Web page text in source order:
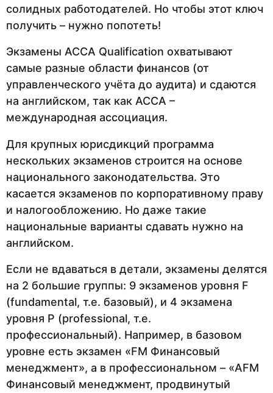
солидных работодателей. Но чтобы этот ключ
получить – нужно попотеть!
Экзамены ACCA Qualification охватывают
самые разные области финансов (от
управленческого учёта до аудита) и сдаются
на английском, так как АССА –
международная ассоциация.
Для крупных юрисдикций программа
нескольких экзаменов строится на основе
национального законодательства. Это
касается экзаменов по корпоративному праву
и налогообложению. Но даже такие
национальные варианты сдавать нужно на
английском.
Если не вдаваться в детали, экзамены делятся
на 2 большие группы: 9 экзаменов уровня F
(fundamental, т.е. базовый), и 4 экзамена
уровня P (professional, т.е.
профессиональный). Например, в базовом
уровне есть экзамен «FM Финансовый
менеджмент», а в профессиональном – «AFM
Финансовый менеджмент, продвинутый